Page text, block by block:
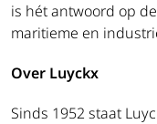
is hét antwoord op
maritieme en
Over Luyckx
Sinds 1952 staat